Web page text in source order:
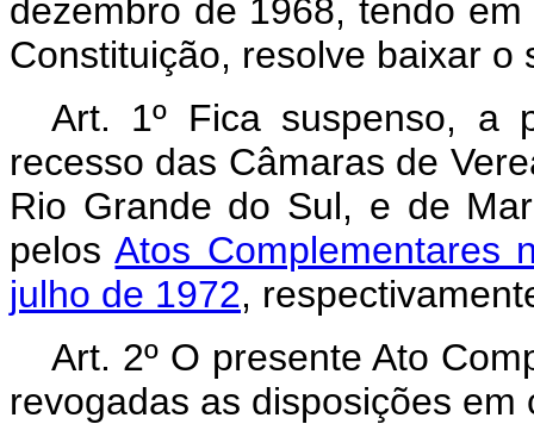
dezembro de 1968, tendo
Constituição, resolve baixar o
Art. 1º Fica suspenso, a
recesso das Câmaras de
Rio Grande do Sul, e de
pelosAtos Complementares
julho de 1972,
Art. 2º O presente Ato
revogadas as disposições em